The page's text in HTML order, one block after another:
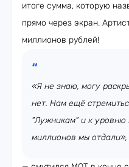
итоге сумма, которую
прямо через экран.
миллионов рублей!
«Я не знаю, могу
нет. Нам ещё
"Лужникам" и к уровню
миллионов мы отдали»,